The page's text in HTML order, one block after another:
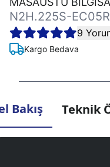
N2H.225S-
9
Kargo Bedava
Bakış Teknik